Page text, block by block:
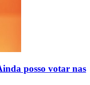
posso votar nas